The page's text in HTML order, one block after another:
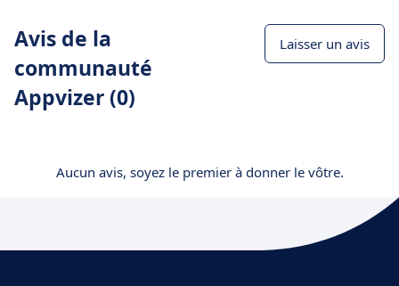
Avis de la
communauté
Appvizer (0)
Laisser un avis
Aucun avis, soyez le premier à donner le vôtre.